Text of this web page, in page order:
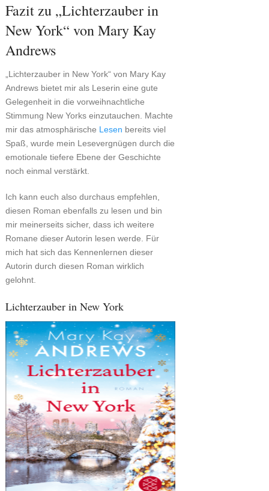
Fazit zu „Lichterzauber in
New York“ von Mary Kay
Andrews
„Lichterzauber in New York“ von Mary Kay
Andrews bietet mir als Leserin eine gute
Gelegenheit in die vorweihnachtliche
Stimmung New Yorks einzutauchen. Machte
mir das atmosphärische Lesen bereits viel
Spaß, wurde mein Lesevergnügen durch die
emotionale tiefere Ebene der Geschichte
noch einmal verstärkt.
Ich kann euch also durchaus empfehlen,
diesen Roman ebenfalls zu lesen und bin
mir meinerseits sicher, dass ich weitere
Romane dieser Autorin lesen werde. Für
mich hat sich das Kennenlernen dieser
Autorin durch diesen Roman wirklich
gelohnt.
Lichterzauber in New York